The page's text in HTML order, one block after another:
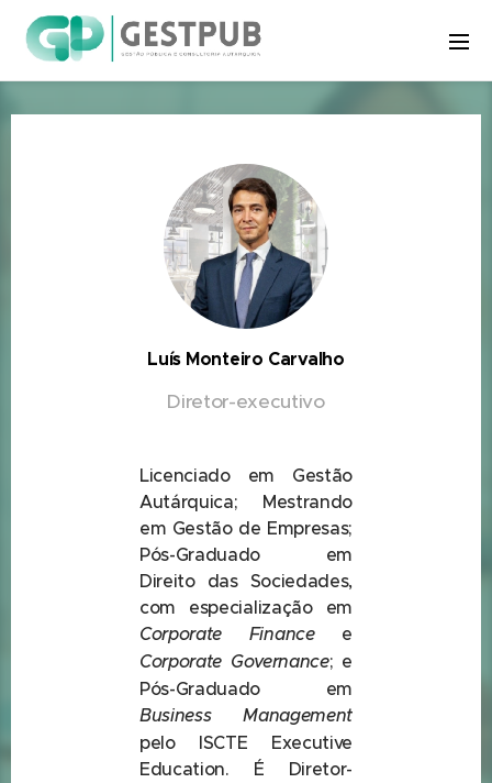
Luís Monteiro Carvalho
Diretor-executivo
Licenciado em Gestão
Autárquica; Mestrando
em Gestão de Empresas;
Pós-Graduado em
Direito das Sociedades,
com especialização em
Corporate Financee
Corporate Governance; e
Pós-Graduado em
Business Management
pelo ISCTE Executive
Education. É Diretor-